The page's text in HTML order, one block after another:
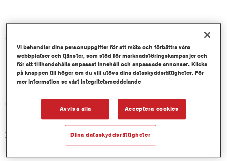
Den här mixen ingår i ChromaLusion Waterborne Basecoat-
serien.
Produktfunktioner
0.5LT
Artikelnummer
WX1740 DW 0.5 LT
Vi behandlar dina personuppgifter för att mäta och förbättra våra
webbplatser och tjänster, som stöd för marknadsföringskampanjer och
för att tillhandahålla anpassat innehåll och anpassade annonser. Klicka
på knappen till höger om du vill utöva dina dataskyddsrättigheter. För
mer information se vårt integritetsmeddelande
Avvisa alla Acceptera cookies
Dina dataskyddsrättigheter